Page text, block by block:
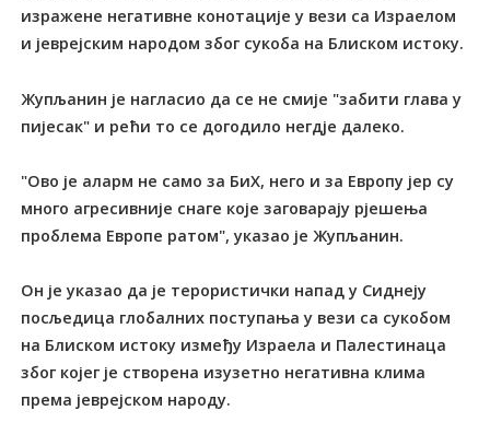
изражене негативне конотације у вези са Израелом
и јеврејским народом због сукоба на Блиском истоку.
Жупљанин је нагласио да се не смије "забити глава у
пијесак" и рећи то се догодило негдје далеко.
"Ово је аларм не само за БиХ, него и за Европу јер су
много агресивније снаге које заговарају рјешења
проблема Европе ратом", указао је Жупљанин.
Он је указао да је терористички напад у Сиднеју
посљедица глобалних поступања у вези са сукобом
на Блиском истоку између Израела и Палестинаца
због којег је створена изузетно негативна клима
према јеврејском народу.